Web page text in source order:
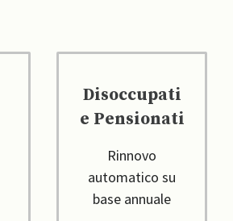
Disoccupati
e Pensionati
Rinnovo
automatico su
base annuale